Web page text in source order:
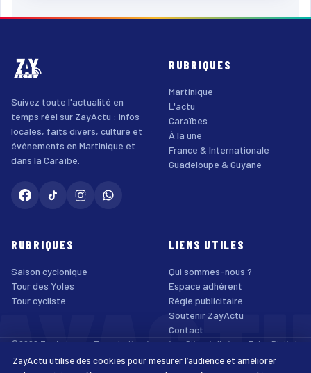
Suivez toute l'actualité en
temps réel sur ZayActu : infos
locales, faits divers, culture et
événements en Martinique et
dans la Caraïbe.
RUBRIQUES
Martinique
L'actu
Caraïbes
À la une
France & Internationale
Guadeloupe & Guyane
RUBRIQUES
Saison cyclonique
Tour des Yoles
Tour cycliste
LIENS UTILES
Qui sommes-nous ?
Espace adhérent
Régie publicitaire
Soutenir ZayActu
Contact
©2026 ZayActu.org. Tous droits réservés. · Site réalisé par Enjoy Digital
Agency
Mentions légales
Confidentialité Cookies Accessibilité
ZayActu utilise des cookies pour mesurer l’audience et améliorer